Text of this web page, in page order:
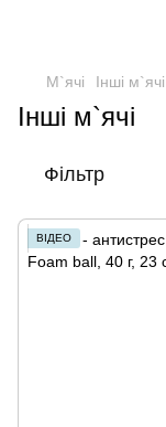
М`ячі Інші м`ячі
Інші м`ячі
Фільтр
ВІДЕО